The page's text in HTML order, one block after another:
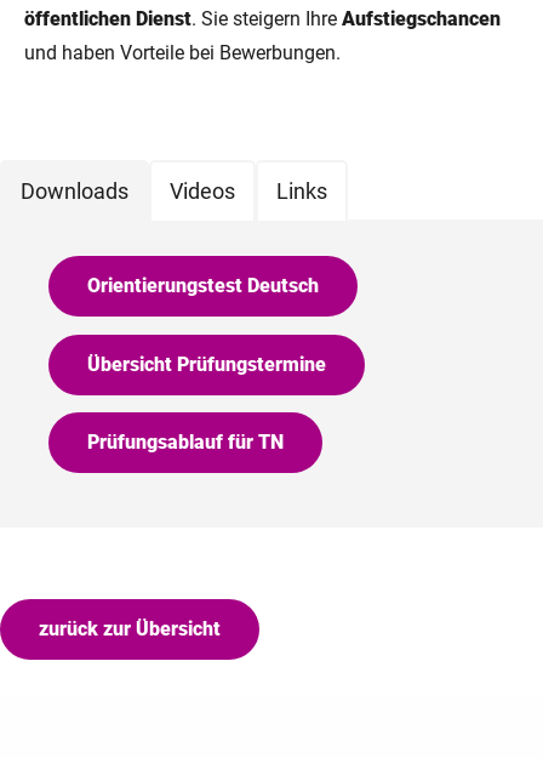
öffentlichen Dienst. Sie steigern Ihre Aufstiegschancen
und haben Vorteile bei Bewerbungen.
Downloads Videos Links
Orientierungstest Deutsch
Übersicht Prüfungstermine
Prüfungsablauf für TN
zurück zur Übersicht